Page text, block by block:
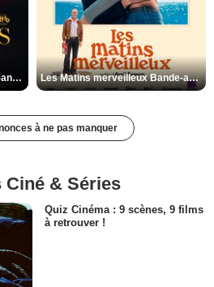
Les Silences de Riyad Bande-annonce VO STFR Les Matins merveilleux Bande-annonce VF
à ne pas manquer
Ciné & Séries
Quiz Cinéma : 9 scènes, 9 films
à retrouver !